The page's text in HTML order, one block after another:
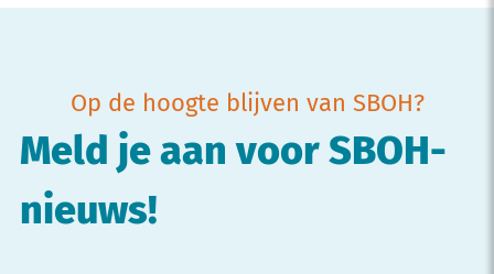
Op de hoogte blijven van SBOH?
Meld je aan voor SBOH-
nieuws!